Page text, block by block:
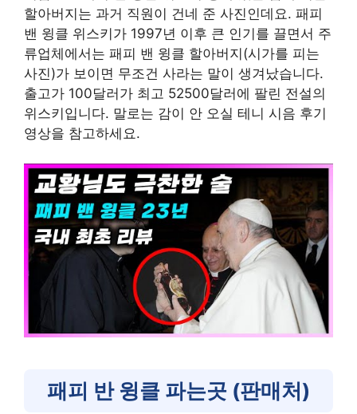
할아버지는 과거 직원이 건네 준 사진인데요. 패피
밴 윙클 위스키가 1997년 이후 큰 인기를 끌면서 주
류업체에서는 패피 밴 윙클 할아버지(시가를 피는
사진)가 보이면 무조건 사라는 말이 생겨났습니다.
출고가 100달러가 최고 52500달러에 팔린 전설의
위스키입니다. 말로는 감이 안 오실 테니 시음 후기
영상을 참고하세요.
패피 반 윙클 파는곳 (판매처)